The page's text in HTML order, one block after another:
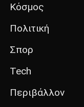
Κόσμος
Πολιτική
Σπορ
Tech
Περιβάλλον